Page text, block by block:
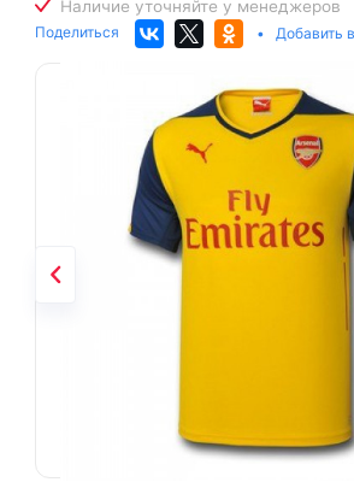
Поделиться • Добавить